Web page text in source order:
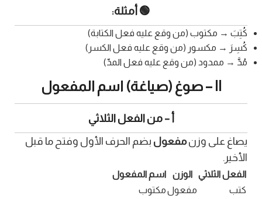
🟢 أمثلة:
كُتِبَ → مكتوب (من وقع عليه فعل الكتابة)
كُسِرَ → مكسور (من وقع عليه فعل الكسر)
مُدَّ → ممدود (من وقع عليه فعل المدّ)
أ – من الفعل الثلاثي
يصاغ على وزنمفعول بضم الحرف الأول وفتح ما قبل
الأخير.
الفعل الثلاثي الوزن
اسم المفعول
كتب
مفعولمكتوب